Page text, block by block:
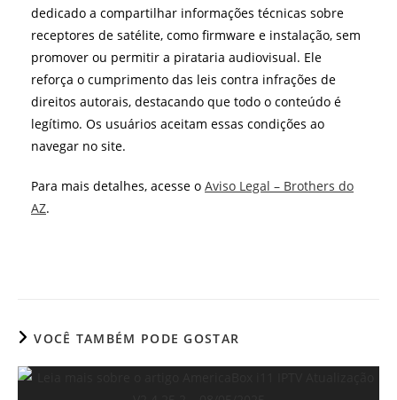
dedicado a compartilhar informações técnicas sobre
receptores de satélite, como firmware e instalação, sem
promover ou permitir a pirataria audiovisual. Ele
reforça o cumprimento das leis contra infrações de
direitos autorais, destacando que todo o conteúdo é
legítimo. Os usuários aceitam essas condições ao
navegar no site.
Para mais detalhes, acesse o Aviso Legal – Brothers do
AZ.
VOCÊ TAMBÉM PODE GOSTAR